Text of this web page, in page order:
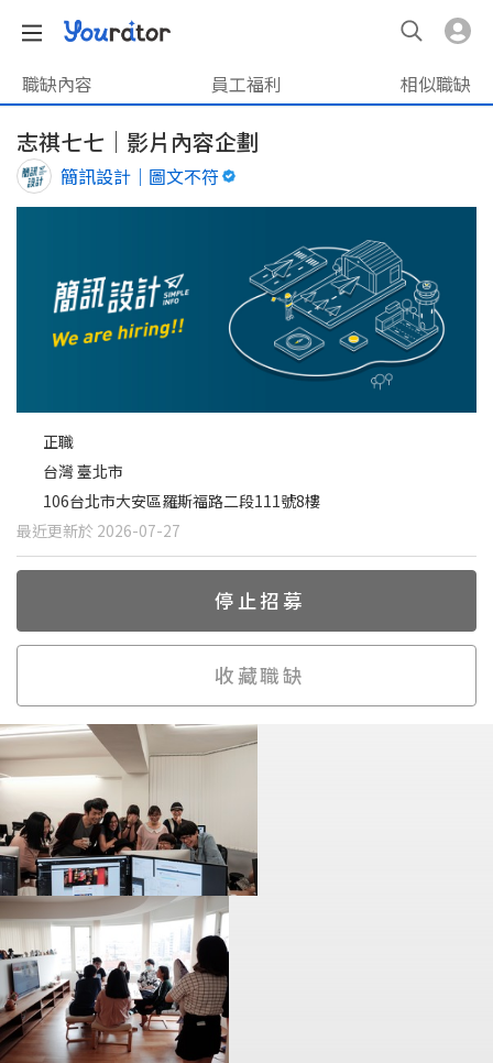
職缺內容 員工福利 相似職缺
志祺七七｜影片內容企劃
簡訊設計｜圖文不符
正職
台灣 臺北市
106台北市大安區羅斯福路二段111號8樓
最近更新於 2026-07-27
停止招募
收藏職缺